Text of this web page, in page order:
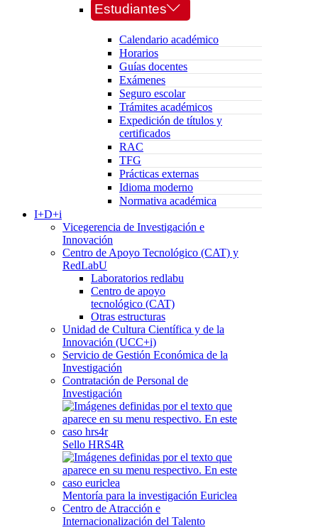
Estudiantes
Calendario académico
Horarios
Guías docentes
Exámenes
Seguro escolar
Trámites académicos
Expedición de títulos y
certificados
RAC
TFG
Prácticas externas
Idioma moderno
Normativa académica
I+D+i
Vicegerencia de Investigación e
Innovación
Centro de Apoyo Tecnológico (CAT) y
RedLabU
Laboratorios redlabu
Centro de apoyo
tecnológico (CAT)
Otras estructuras
Unidad de Cultura Científica y de la
Innovación (UCC+i)
Servicio de Gestión Económica de la
Investigación
Contratación de Personal de
Investigación
Sello HRS4R
Mentoría para la investigación Euriclea
Centro de Atracción e
Internacionalización del Talento